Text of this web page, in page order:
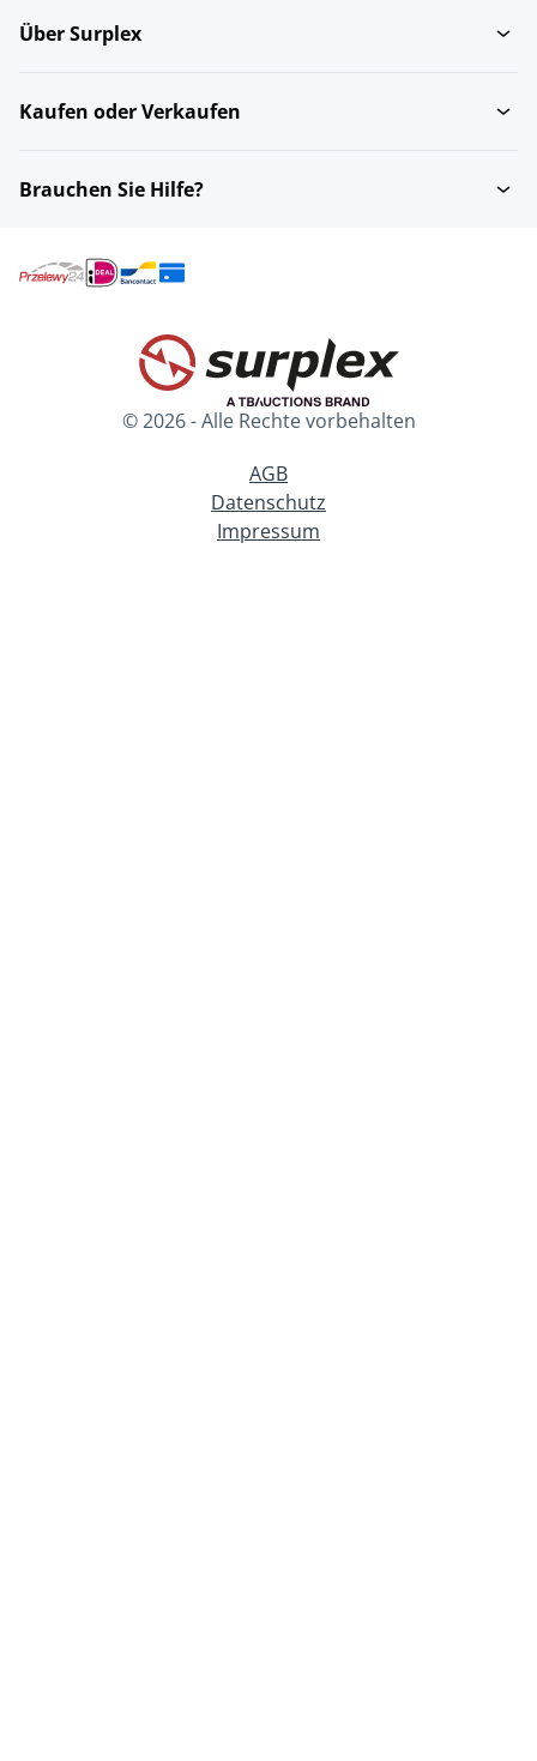
Über Surplex
Kaufen oder Verkaufen
Brauchen Sie Hilfe?
© 2026 - Alle Rechte vorbehalten
AGB
Datenschutz
Impressum